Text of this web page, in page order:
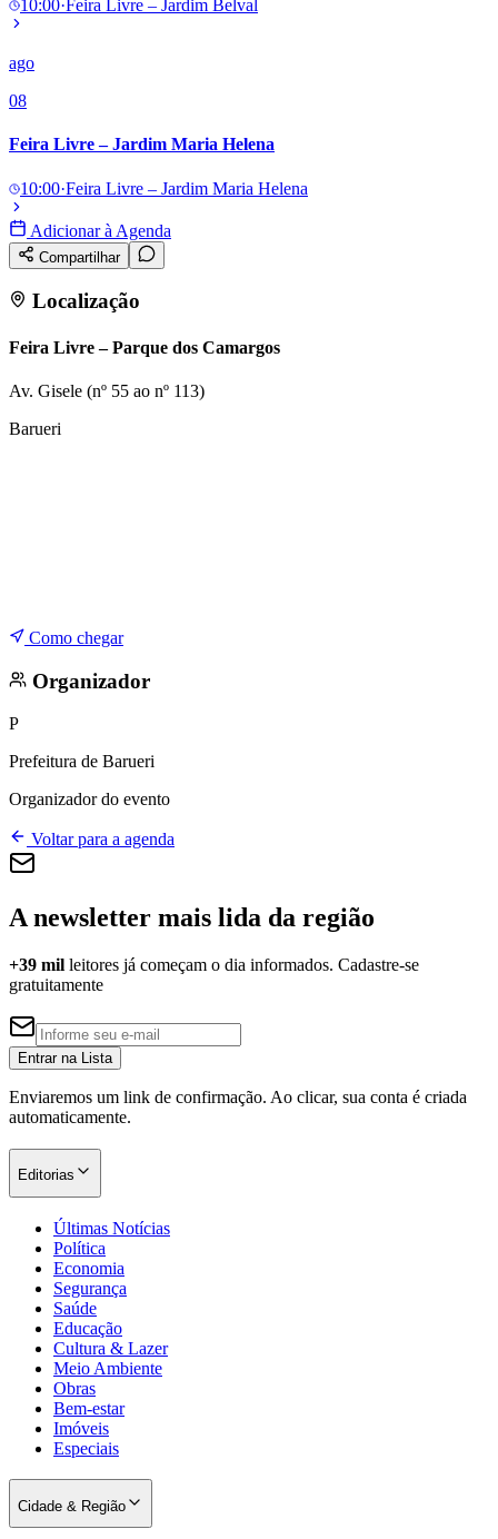
10:00· Feira Livre – Jardim Belval
ago
08
Feira Livre – Jardim Maria Helena
10:00·Feira Livre – Jardim Maria Helena
Adicionar à Agenda
Compartilhar
Localização
Feira Livre – Parque dos Camargos
Av. Gisele (nº 55 ao nº 113)
Barueri
Como chegar
Organizador
P
Prefeitura de Barueri
Organizador do evento
Voltar para a agenda
A newsletter mais lida da região
+39 mil leitores já começam o dia informados. Cadastre-se
gratuitamente
Entrar na Lista
Enviaremos um link de confirmação. Ao clicar, sua conta é criada
automaticamente.
Editorias
Últimas Notícias
Política
Economia
Segurança
Saúde
Educação
Cultura & Lazer
Meio Ambiente
Obras
Bem-estar
Imóveis
Especiais
Cidade & Região